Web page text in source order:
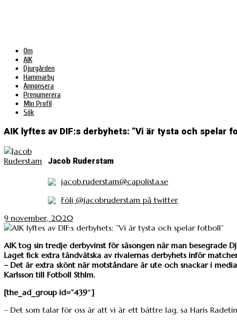
Om
AIK
Djurgården
Hammarby
Annonsera
Prenumerera
Min Profil
Sök
AIK lyftes av DIF:s derbyhets: ”Vi är tysta och spelar
Jacob Ruderstam
jacob.ruderstam@capolista.se
Följ @jacobruderstam på twitter
9 november, 2020
AIK tog sin tredje derbyvinst för säsongen när man besegrade
Laget fick extra tändvätska av rivalernas derbyhets inför
– Det är extra skönt när motståndare är ute och snackar i
Karlsson till Fotboll Sthlm.
[the_ad_group id=”439″]
– Det som talar för oss är att vi är ett bättre lag, sa Haris